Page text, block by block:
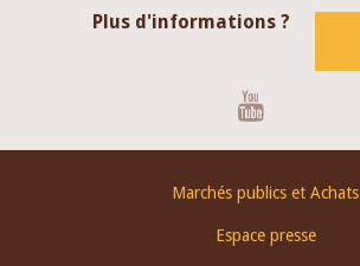
Plus d'informations ?
Marchés publics et Achats
Espace presse